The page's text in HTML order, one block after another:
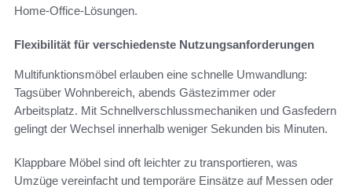
Home-Office-Lösungen.
Flexibilität für verschiedenste Nutzungsanforderungen
Multifunktionsmöbel erlauben eine schnelle Umwandlung:
Tagsüber Wohnbereich, abends Gästezimmer oder
Arbeitsplatz. Mit Schnellverschlussmechaniken und Gasfedern
gelingt der Wechsel innerhalb weniger Sekunden bis Minuten.
Klappbare Möbel sind oft leichter zu transportieren, was
Umzüge vereinfacht und temporäre Einsätze auf Messen oder